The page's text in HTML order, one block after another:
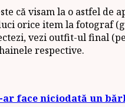
că visam la o astfel
orice item la fotograf
vezi outfit-ul final
respective.
face niciodată un